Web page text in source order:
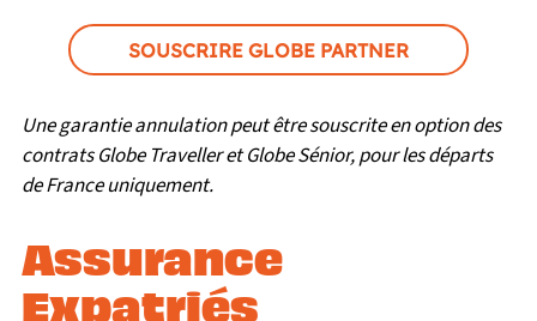
SOUSCRIRE GLOBE PARTNER
Une garantie annulation peut être souscrite en option des
contrats Globe Traveller et Globe Sénior, pour les départs
de France uniquement.
Assurance